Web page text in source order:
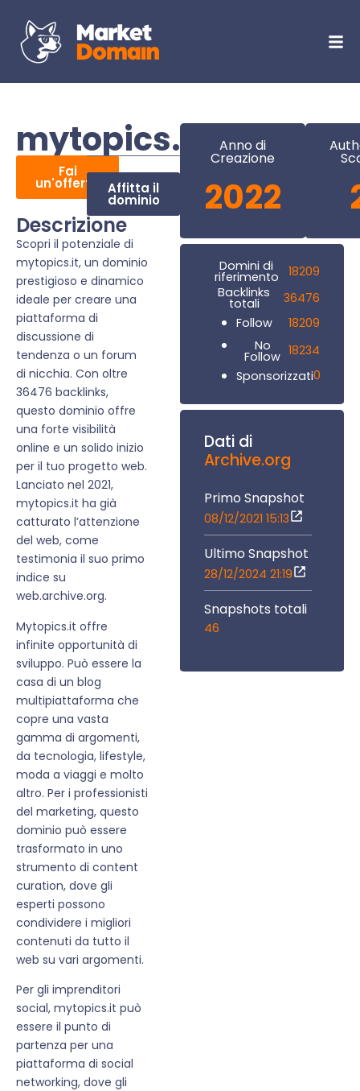
mytopics.it
Fai
un'offerta Affitta il
dominio
Descrizione
Scopri il potenziale di
mytopics.it, un dominio
prestigioso e dinamico
ideale per creare una
piattaforma di
discussione di
tendenza o un forum
di nicchia. Con oltre
36476 backlinks,
questo dominio offre
una forte visibilità
online e un solido inizio
per il tuo progetto web.
Lanciato nel 2021,
mytopics.it ha già
catturato l’attenzione
del web, come
testimonia il suo primo
indice su
web.archive.org.
Mytopics.it offre
infinite opportunità di
sviluppo. Può essere la
casa di un blog
multipiattaforma che
copre una vasta
gamma di argomenti,
da tecnologia, lifestyle,
moda a viaggi e molto
altro. Per i professionisti
del marketing, questo
dominio può essere
trasformato in uno
strumento di content
curation, dove gli
esperti possono
condividere i migliori
contenuti da tutto il
web su vari argomenti.
Per gli imprenditori
social, mytopics.it può
essere il punto di
partenza per una
piattaforma di social
networking, dove gli
Anno di
Creazione
2022
Domini di
riferimento
18209
Backlinks
totali
36476
Follow
18209
No
Follow 18234
Sponsorizzati0
Dati di
Archive.org
Primo Snapshot
08/12/2021 15:13
Ultimo Snapshot
28/12/2024 21:19
Snapshots totali
46